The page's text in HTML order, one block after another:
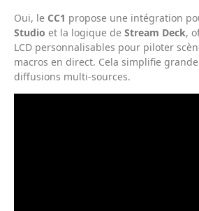
Oui, le CC1 propose une intégration
Studio et la logique de Stream Deck,
LCD personnalisables pour piloter
macros en direct. Cela simplifie
diffusions multi-sources.